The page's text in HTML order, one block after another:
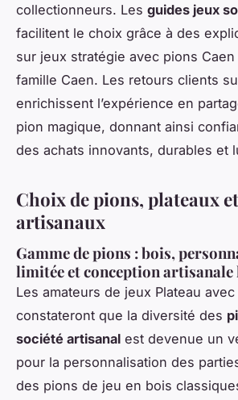
collectionneurs. Les guides jeux
facilitent le choix grâce à des
sur jeux stratégie avec pions
famille Caen. Les retours clients
enrichissent l’expérience en
pion magique, donnant ainsi
des achats innovants, durables et
Choix de pions, plateaux
artisanaux
Gamme de pions : bois,
limitée et conception artisanale
Les amateurs de jeux Plateau
constateront que la diversité des
société artisanal est devenue un
pour la personnalisation des
des pions de jeu en bois